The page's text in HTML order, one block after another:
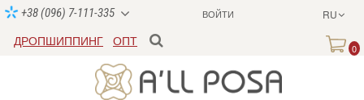
ВОЙТИ RU
+38 (096) 7-111-335
ДРОПШИППИНГ ОПТ
0